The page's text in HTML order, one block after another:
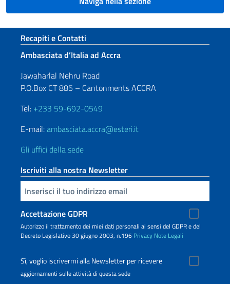
Sezione footer
Recapiti e Contatti
Ambasciata d’Italia ad Accra
Jawaharlal Nehru Road
P.O.Box CT 885 – Cantonments ACCRA
Tel: +233 59-692-0549
E-mail:ambasciata.accra@esteri.it
Gli uffici della sede
Iscriviti alla nostra Newsletter
Inserisci la tua email
Accettazione GDPR
Autorizzo il trattamento dei miei dati personali ai sensi del GDPR e del
Decreto Legislativo 30 giugno 2003, n.196 Privacy Note Legali
Sì, voglio iscrivermi alla Newsletter per ricevere
aggiornamenti sulle attività di questa sede